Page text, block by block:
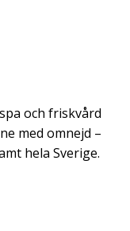
och friskvård
med omnejd –
hela Sverige.